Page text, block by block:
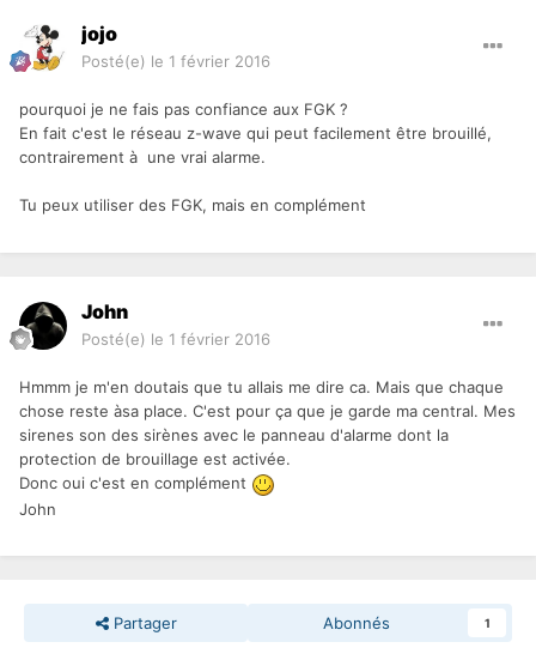
jojo
Posté(e) le 1 février 2016
pourquoi je ne fais pas confiance aux FGK ?
En fait c'est le réseau z-wave qui peut facilement être brouillé,
contrairement à une vrai alarme.
Tu peux utiliser des FGK, mais en complément
John
Posté(e) le 1 février 2016
Hmmm je m'en doutais que tu allais me dire ca. Mais que chaque
chose reste àsa place. C'est pour ça que je garde ma central. Mes
sirenes son des sirènes avec le panneau d'alarme dont la
protection de brouillage est activée.
Donc oui c'est en complément
John
Partager Abonnés 1